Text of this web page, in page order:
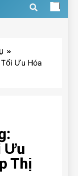
Ưu Hóa
Ưu
Thị